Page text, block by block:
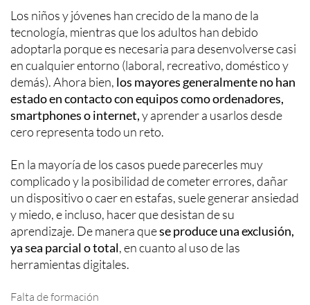
Los niños y jóvenes han crecido de la mano de la
tecnología, mientras que los adultos han debido
adoptarla porque es necesaria para desenvolverse casi
en cualquier entorno (laboral, recreativo, doméstico y
demás). Ahora bien, los mayores generalmente no han
estado en contacto con equipos como ordenadores,
smartphones o internet,y aprender a usarlos desde
cero representa todo un reto.
En la mayoría de los casos puede parecerles muy
complicado y la posibilidad de cometer errores, dañar
un dispositivo o caer en estafas, suele generar ansiedad
y miedo, e incluso, hacer que desistan de su
aprendizaje. De manera quese produce una exclusión,
ya sea parcial o total, en cuanto al uso de las
herramientas digitales.
Falta de formación